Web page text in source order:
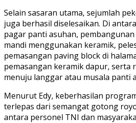
Selain sasaran utama, sejumlah
juga berhasil diselesaikan. Di
pagar panti asuhan,
mandi menggunakan keramik,
pemasangan paving block di
pemasangan keramik dapur, serta
menuju langgar atau musala panti
Menurut Edy, keberhasilan
terlepas dari semangat gotong
antara personel TNI dan